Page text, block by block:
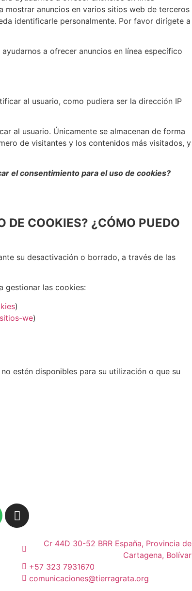
mostrar anuncios en varios sitios web de terceros
identificarle personalmente. Por favor dirígete a
a ofrecer anuncios en línea específico
al usuario, como pudiera ser la dirección IP
al usuario. Únicamente se almacenan de forma
de visitantes y los contenidos más visitados, y
el consentimiento para el uso de cookies?
DE COOKIES? ¿CÓMO PUEDO
su desactivación o borrado, a través de las
gestionar las cookies:
)
we)
estén disponibles para su utilización o que su
Cr 44D 30-52 BRR España, Provincia de
Cartagena, Bolívar
+57 323 7931670
comunicaciones@tierragrata.org